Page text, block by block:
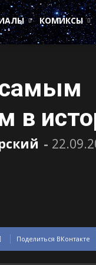
КОМИКСЫ
самым
в
-
Поделиться ВКонтакте